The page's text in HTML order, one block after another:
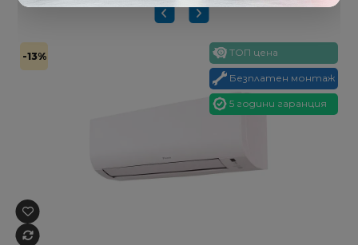
-13% ТОП цена
Безплатен монтаж
5 години гаранция